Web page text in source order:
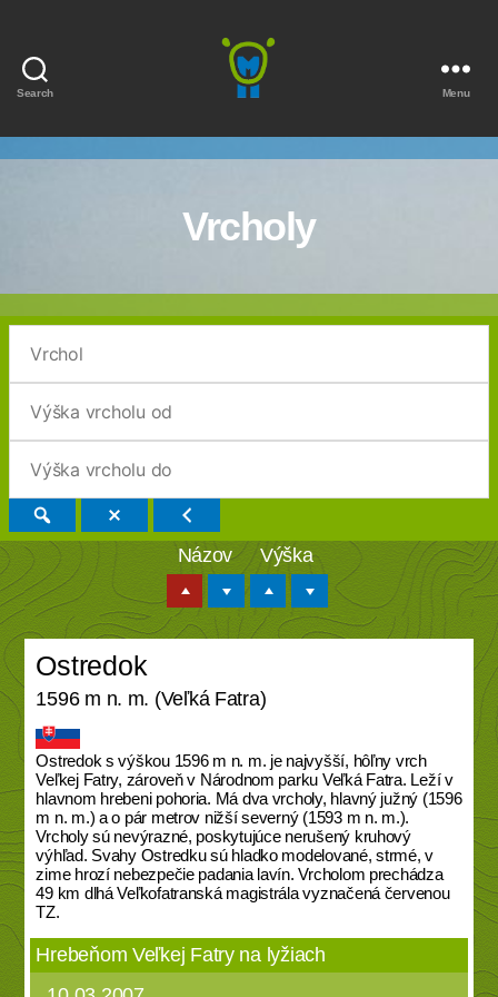
Search Menu
Vrcholy
Názov Výška
Ostredok
1596 m n. m. (Veľká Fatra)
Ostredok s výškou 1596 m n. m. je najvyšší, hôľny vrch
Veľkej Fatry, zároveň v Národnom parku Veľká Fatra. Leží v
hlavnom hrebeni pohoria. Má dva vrcholy, hlavný južný (1596
m n. m.) a o pár metrov nižší severný (1593 m n. m.).
Vrcholy sú nevýrazné, poskytujúce nerušený kruhový
výhľad. Svahy Ostredku sú hladko modelované, strmé, v
zime hrozí nebezpečie padania lavín. Vrcholom prechádza
49 km dlhá Veľkofatranská magistrála vyznačená červenou
TZ.
Hrebeňom Veľkej Fatry na lyžiach